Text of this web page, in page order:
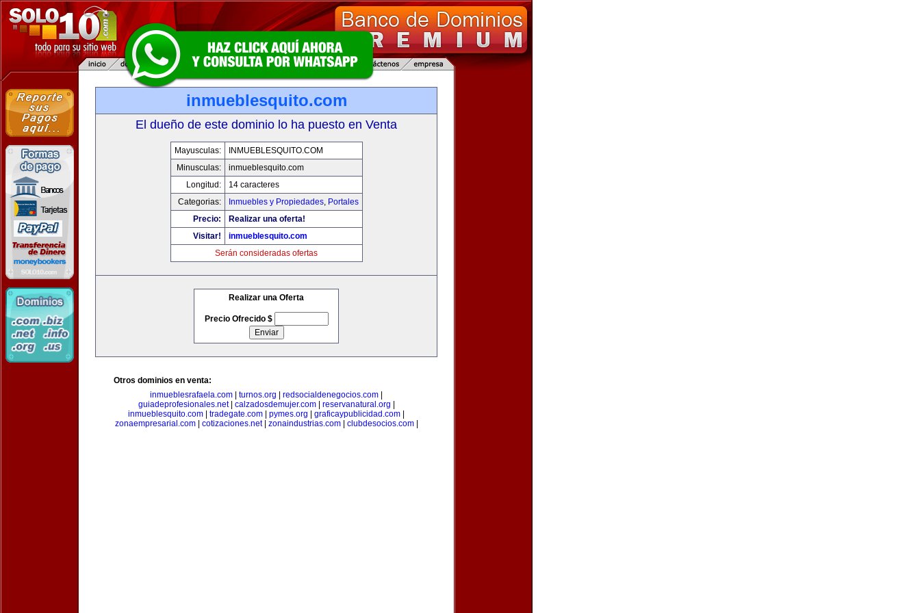
inmueblesquito.com
El dueño de este dominio lo ha puesto en Venta
Mayusculas:
INMUEBLESQUITO.COM
Minusculas:
inmueblesquito.com
Longitud:
14 caracteres
Categorias:
Inmuebles y Propiedades, Portales
Precio:
Realizar una oferta!
Visitar!
inmueblesquito.com
Serán consideradas ofertas
Realizar una Oferta
Precio Ofrecido $
Otros dominios en venta:
inmueblesrafaela.com
turnos.org redsocialdenegocios.com
guiadeprofesionales.net| calzadosdemujer.com| reservanatural.org
inmueblesquito.com
tradegate.com pymes.org graficaypublicidad.com
zonaempresarial.com| cotizaciones.net| zonaindustrias.com| clubdesocios.com|